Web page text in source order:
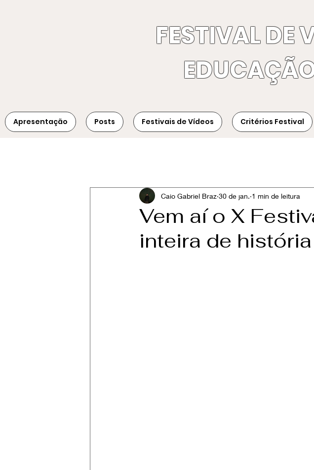
FESTIVAL DE
Apresentação Posts Festivais de Vídeos Critérios Festival
Vem aí o X
inteira de história
Caio Gabriel Braz 30 de jan. 1 min de leitura